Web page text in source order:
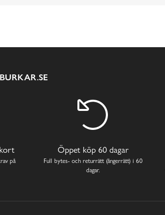
på
Öppet köp 60 dagar
Full bytes- och returrätt (ångerrätt) i 60
dagar.